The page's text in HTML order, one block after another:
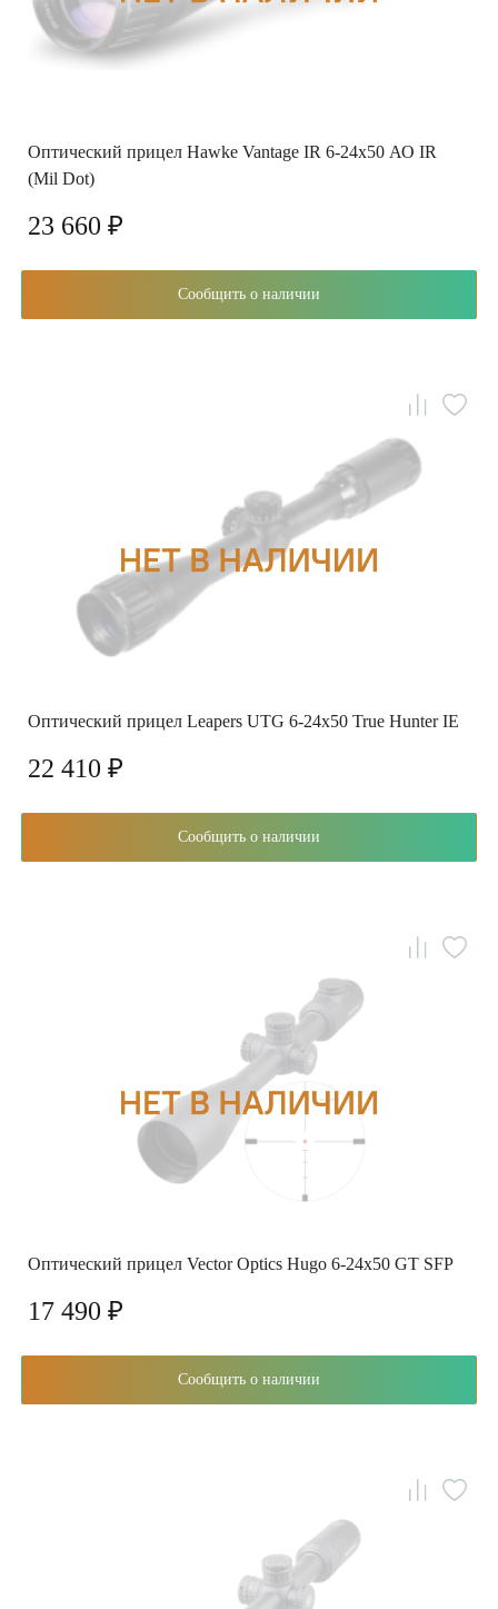
Оптический прицел Hawke Vantage IR 6-24x50 АО IR
(Mil Dot)
23 660 ₽
Сообщить о наличии
Оптический прицел Leapers UTG 6-24x50 True Hunter IE
22 410 ₽
Сообщить о наличии
Оптический прицел Vector Optics Hugo 6-24x50 GT SFP
17 490 ₽
Сообщить о наличии